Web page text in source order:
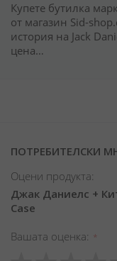
Купете бутилка
от магазин Sid-
история на Jack
цена…
ПОТРЕБИТЕЛСКИ
Оцени продукта:
Джак Даниелс +
Case
Вашата оценка